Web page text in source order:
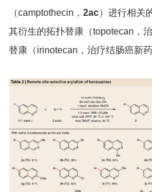
（camptothecin， 2ac）进行相关
其衍生的拓扑替康（topotecan，
替康（irinotecan，治疗结肠癌新药